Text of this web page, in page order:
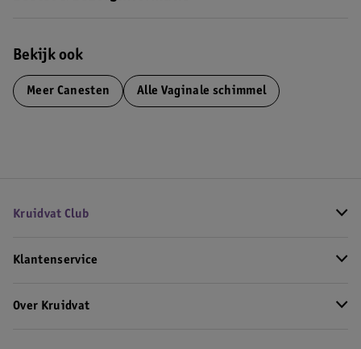
Bekijk ook
Meer Canesten Alle Vaginale schimmel
Kruidvat Club
Klantenservice
Over Kruidvat